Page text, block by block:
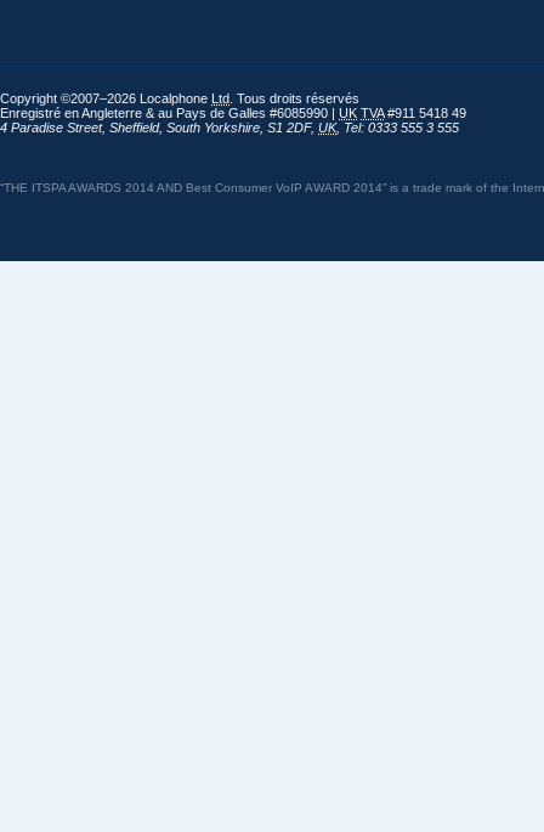
Copyright ©2007–2026 Localphone Ltd . Tous droits réservés
Enregistré en Angleterre & au Pays de Galles #6085990 | UK TVA#911 5418 49
4 Paradise Street, Sheffield, South Yorkshire S1 2DF, UK, Tel: 0333 555 3 555
“THE ITSPA AWARDS 2014 AND Best Consumer VoIP AWARD 2014” is a trade mark of the